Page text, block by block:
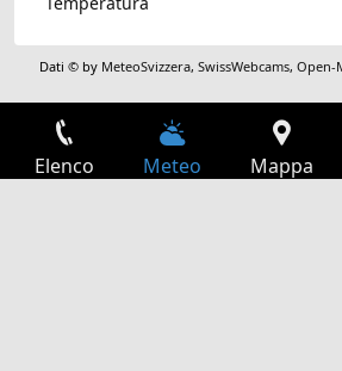
Dati © by MeteoSvizzera,SwissWebcams,Open-
Elenco Meteo Mappa